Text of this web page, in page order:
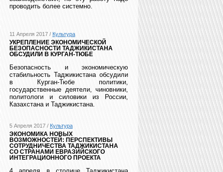
проводить более системно.
11 Апреля 2017 / Культура
УКРЕПЛЕНИЕ ЭКОНОМИЧЕСКОЙ
БЕЗОПАСНОСТИ ТАДЖИКИСТАНА
ОБСУДИЛИ В КУРГАН-ТЮБЕ
Безопасность и экономическую
стабильность Таджикистана обсудили
в Курган-Тюбе политики,
государственные деятели, чиновники,
политологи и силовики из России,
Казахстана и Таджикистана.
5 Апреля 2017 / Культура
ЭКОНОМИКА НОВЫХ
ВОЗМОЖНОСТЕЙ: ПЕРСПЕКТИВЫ
СОТРУДНИЧЕСТВА ТАДЖИКИСТАНА
СО СТРАНАМИ ЕВРАЗИЙСКОГО
ИНТЕГРАЦИОННОГО ПРОЕКТА